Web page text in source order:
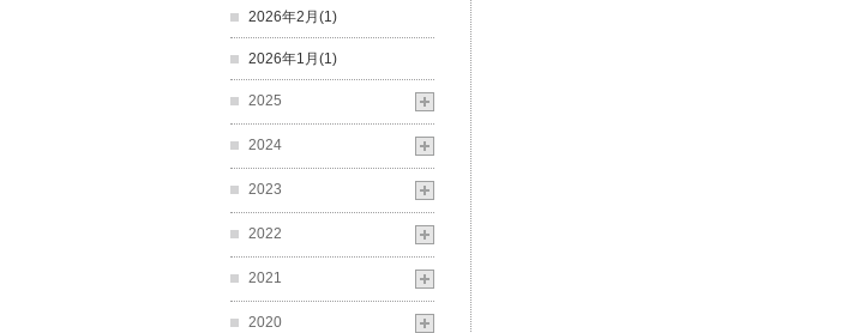
2026年2月(1)
2026年1月(1)
2025
2024
2023
2022
2021
2020